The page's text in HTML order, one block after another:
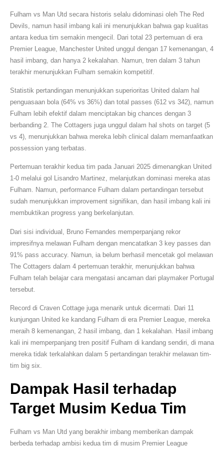
Fulham vs Man Utd secara historis selalu didominasi oleh The Red
Devils, namun hasil imbang kali ini menunjukkan bahwa gap kualitas
antara kedua tim semakin mengecil. Dari total 23 pertemuan di era
Premier League, Manchester United unggul dengan 17 kemenangan, 4
hasil imbang, dan hanya 2 kekalahan. Namun, tren dalam 3 tahun
terakhir menunjukkan Fulham semakin kompetitif.
Statistik pertandingan menunjukkan superioritas United dalam hal
penguasaan bola (64% vs 36%) dan total passes (612 vs 342), namun
Fulham lebih efektif dalam menciptakan big chances dengan 3
berbanding 2. The Cottagers juga unggul dalam hal shots on target (5
vs 4), menunjukkan bahwa mereka lebih clinical dalam memanfaatkan
possession yang terbatas.
Pertemuan terakhir kedua tim pada Januari 2025 dimenangkan United
1-0 melalui gol Lisandro Martinez, melanjutkan dominasi mereka atas
Fulham. Namun, performance Fulham dalam pertandingan tersebut
sudah menunjukkan improvement signifikan, dan hasil imbang kali ini
membuktikan progress yang berkelanjutan.
Dari sisi individual, Bruno Fernandes memperpanjang rekor
impresifnya melawan Fulham dengan mencatatkan 3 key passes dan
91% pass accuracy. Namun, ia belum berhasil mencetak gol melawan
The Cottagers dalam 4 pertemuan terakhir, menunjukkan bahwa
Fulham telah belajar cara mengatasi ancaman dari playmaker Portugal
tersebut.
Record di Craven Cottage juga menarik untuk dicermati. Dari 11
kunjungan United ke kandang Fulham di era Premier League, mereka
meraih 8 kemenangan, 2 hasil imbang, dan 1 kekalahan. Hasil imbang
kali ini memperpanjang tren positif Fulham di kandang sendiri, di mana
mereka tidak terkalahkan dalam 5 pertandingan terakhir melawan tim-
tim big six.
Dampak Hasil terhadap
Target Musim Kedua Tim
Fulham vs Man Utd yang berakhir imbang memberikan dampak
berbeda terhadap ambisi kedua tim di musim Premier League